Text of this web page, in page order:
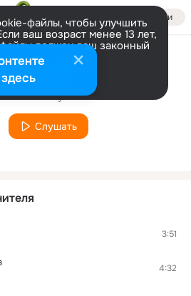
Войти
файлы, чтобы улучшить
ваш возраст менее 13 лет,
должен ваш законный
информации
Настроить
Ой, калина
Евгений Путилов
Слушать
3:51
4:32